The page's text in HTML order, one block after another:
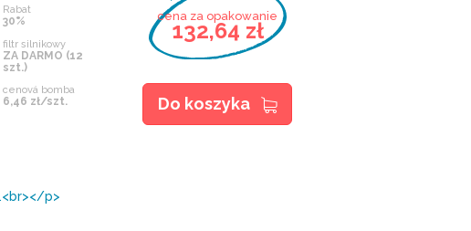
Rabat
30%
filtr silnikowy
ZA DARMO (12
szt.)
cenová bomba
6,46 zł/szt.
cena za opakowanie
132,64 zł
Do koszyka
p>